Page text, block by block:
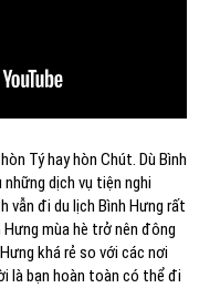
Tý hay hòn Chút. Dù Bình
dịch vụ tiện nghi
vẫn đi du lịch Bình Hưng rất
mùa hè trở nên đông
khá rẻ so với các nơi
là bạn hoàn toàn có thể đi